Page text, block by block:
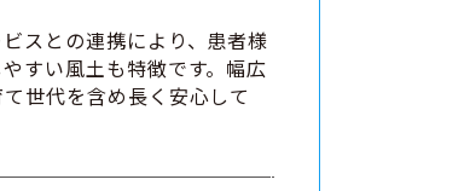
スとの連携により、患者様
すい風土も特徴です。幅広
世代を含め長く安心して